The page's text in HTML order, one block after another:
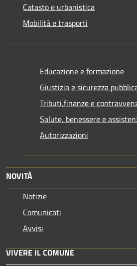
Catasto e urbanistica
Mobilità e trasporti
Educazione e formazione
Giustizia e sicurezza
Tributi,finanze e
Salute, benessere e
Autorizzazioni
NOVITÀ
Notizie
Comunicati
Avvisi
VIVERE IL COMUNE